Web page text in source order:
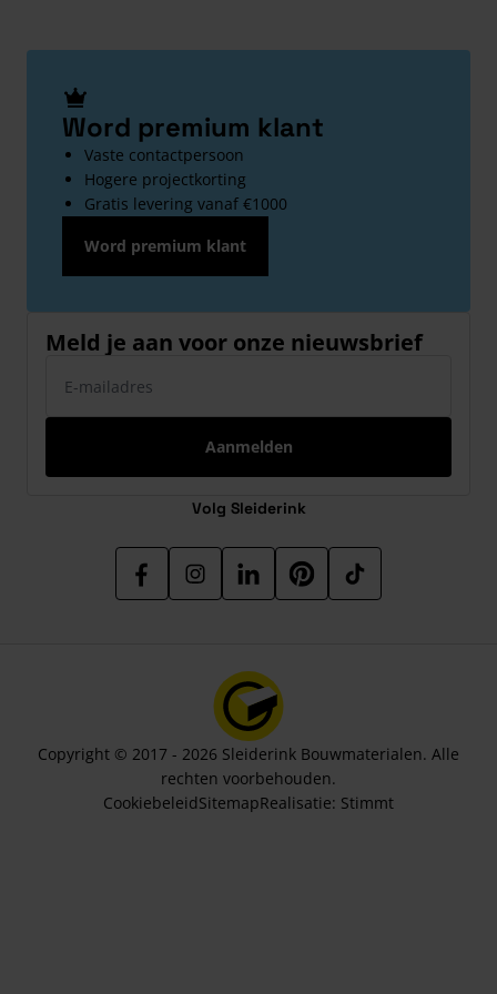
Word premium klant
Vaste contactpersoon
Hogere projectkorting
Gratis levering vanaf €1000
Word premium klant
Meld je aan voor onze nieuwsbrief
Aanmelden
Volg Sleiderink
Copyright © 2017 - 2026 Sleiderink Bouwmaterialen. Alle
rechten voorbehouden.
CookiebeleidSitemapRealisatie: Stimmt